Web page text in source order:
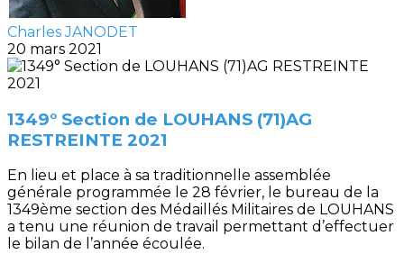
Charles JANODET
20 mars 2021
1349° Section de LOUHANS (71)AG
RESTREINTE 2021
En lieu et place à sa traditionnelle assemblée
générale programmée le 28 février, le bureau de la
1349ème section des Médaillés Militaires de LOUHANS
a tenu une réunion de travail permettant d’effectuer
le bilan de l’année écoulée.